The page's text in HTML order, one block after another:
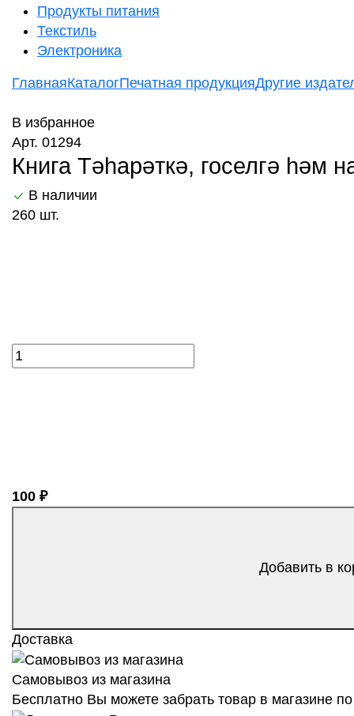
Продукты питания
Текстиль
Электроника
ГлавнаяКаталогПечатная продукцияДругие
В избранное
Арт. 01294
Книга Тәһарәткә, госелгә һәм
В наличии
260 шт.
100 ₽
Добавить в
Доставка
Самовывоз из магазина
Бесплатно Вы можете забрать товар в магазине